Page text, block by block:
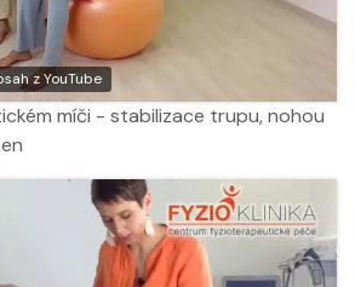
z YouTube
míči - stabilizace trupu, nohou